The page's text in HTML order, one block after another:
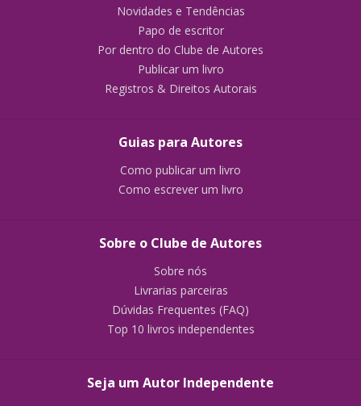
Novidades e Tendências
Papo de escritor
Por dentro do Clube de Autores
Publicar um livro
Registros & Direitos Autorais
Guias para Autores
Como publicar um livro
Como escrever um livro
Sobre o Clube de Autores
Sobre nós
Livrarias parceiras
Dúvidas Frequentes (FAQ)
Top 10 livros independentes
Seja um Autor Independente